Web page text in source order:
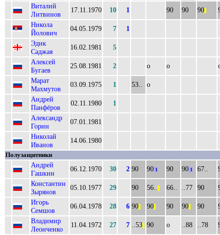
Виталий
Литвинов
17.11.1970 10 1 90 90 90
Никола
Йолович
04.05.1979 7
1
Эдик
Саджая
16.02.1981
5
Алексей
Бугаев
25.08.1981 2 о о
Марат
Махмутов
03.09.1975 1 53..
о
Андрей
Панфёров
02.11.1980
1
Александр
Горин
07.01.1981
Николай
Иванов
14.06.1980
Полузащитники
Андрей
Гашкин
06.12.1970 30 2 90 90 1 90 90 1 67..
Константин
Зырянов
05.10.1977 29 90 56.. 66.. ..77 90
Игорь
Семшов
06.04.1978 28 6 90 90 90 90 90
Владимир
Леонченко
11.04.1972 27 7 ..53 90 о ..88 ..78